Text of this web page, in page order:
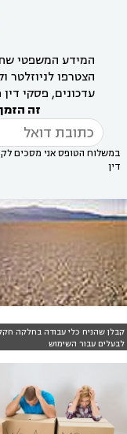
המידע המשפטי
הצטרפו
עדכונים, פסקי
זה
במשלוח הטופס אני מסכים
דין
קבלן שהניח כלי עבודה בחלקה
לבעלים עבור השימוש